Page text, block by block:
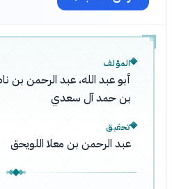
المؤلف
أبو عبد الله، عبد الرحمن بن
بن حمد آل سعدي
تحقيق
عبد الرحمن بن معلا اللويحق